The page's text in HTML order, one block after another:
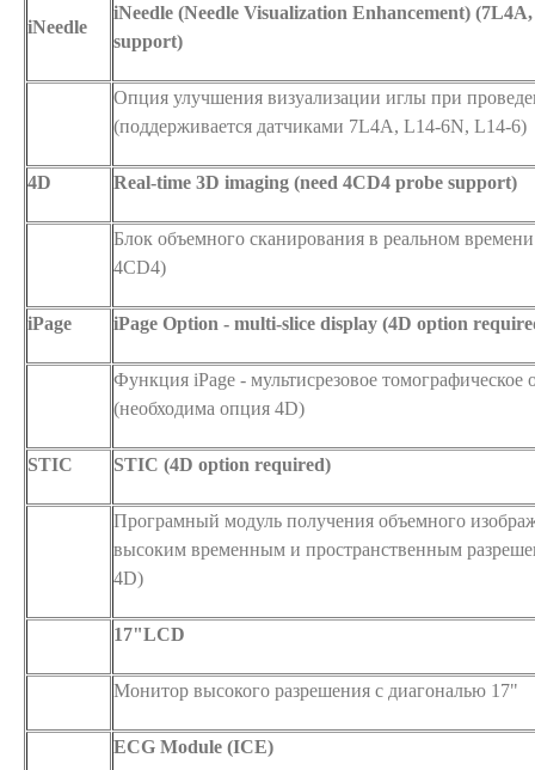
iNeedle
iNeedle (Needle Visualization Enhancement)
support)
Опция улучшения визуализации иглы при
(поддерживается датчиками 7L4A, L14-6N, L14-6)
4D Real-time 3D imaging (need 4CD4 probe support)
Блок объемного сканирования в реальном
4CD4)
iPage iPage Option - multi-slice display (4D option
Функция iPage - мультисрезовое томографическое
(необходима опция 4D)
STIC STIC (4D option required)
Програмный модуль получения объемного
высоким временным и пространственным
4D)
17"LCD
Монитор высокого разрешения с диагональю 17"
ECG Module (ICE)